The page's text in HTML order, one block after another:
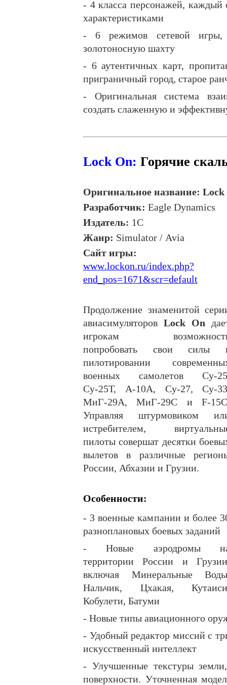
- 4 класса персонажей,
характеристиками
- 6 режимов сетевой
золотоносную шахту
- 6 аутентичных карт,
приграничный город, старое
- Оригинальная система
создать слаженную и
Lock On: Горячие
Оригинальное название: Lock
Разработчик: Eagle Dynamics
Издатель: 1С
Жанр: Simulator / Avia
Сайт игры:
www.lockon.ru/index.php?
end
pos=1671&scr=default
Продолжение знаменитой
авиасимуляторов Lock On
игрокам
попробовать свои силы
пилотировании
военных самолетов Су-
Су-25Т, А-10А, Су-27, Су-
МиГ-29А, МиГ-29С и F-
Управляя штурмовиком
истребителем,
пилоты совершат десятки
вылетов в различные
России, Абхазии и Грузии.
Особенности:
- 3 военные кампании и более
разноплановых боевых заданий
- Новые аэродромы
территории России и
включая Минеральные
Нальчик, Цхакая,
Кобулети, Батуми
- Новые типы авиационного
- Удобный редактор миссий с
искусственный интеллект
- Улучшенные текстуры
поверхности. Уточненная